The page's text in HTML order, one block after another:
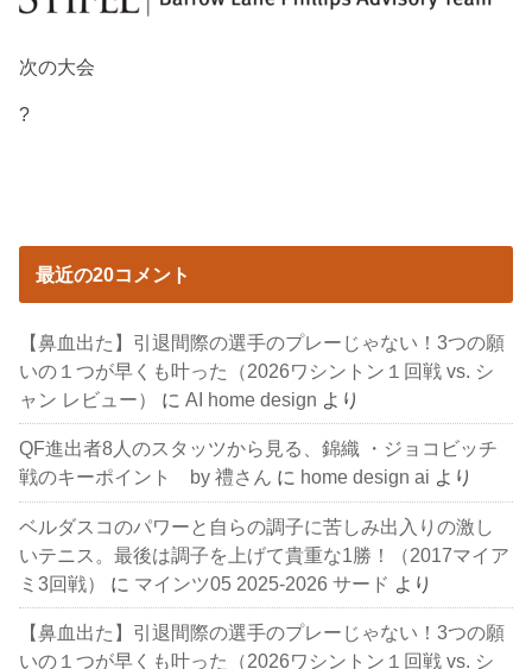
次の大会
?
最近の20コメント
【鼻血出た】引退間際の選手のプレーじゃない！3つの願
いの１つが早くも叶った（2026ワシントン１回戦 vs. シ
ャン レビュー）
にAI home design より
QF進出者8人のスタッツから見る、錦織 ・ジョコビッチ
戦のキーポイント by 禮さん に home design ai より
ベルダスコのパワーと自らの調子に苦しみ出入りの激し
いテニス。最後は調子を上げて貴重な1勝！（2017マイア
ミ3回戦）
に マインツ05 2025-2026 サード より
【鼻血出た】引退間際の選手のプレーじゃない！3つの願
いの１つが早くも叶った（2026ワシントン１回戦 vs. シ